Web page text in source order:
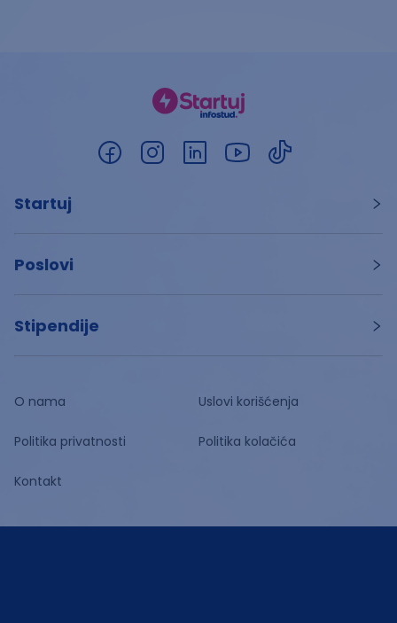
Startuj
Poslovi
Stipendije
O nama Uslovi korišćenja
Politika privatnosti Politika kolačića
Kontakt